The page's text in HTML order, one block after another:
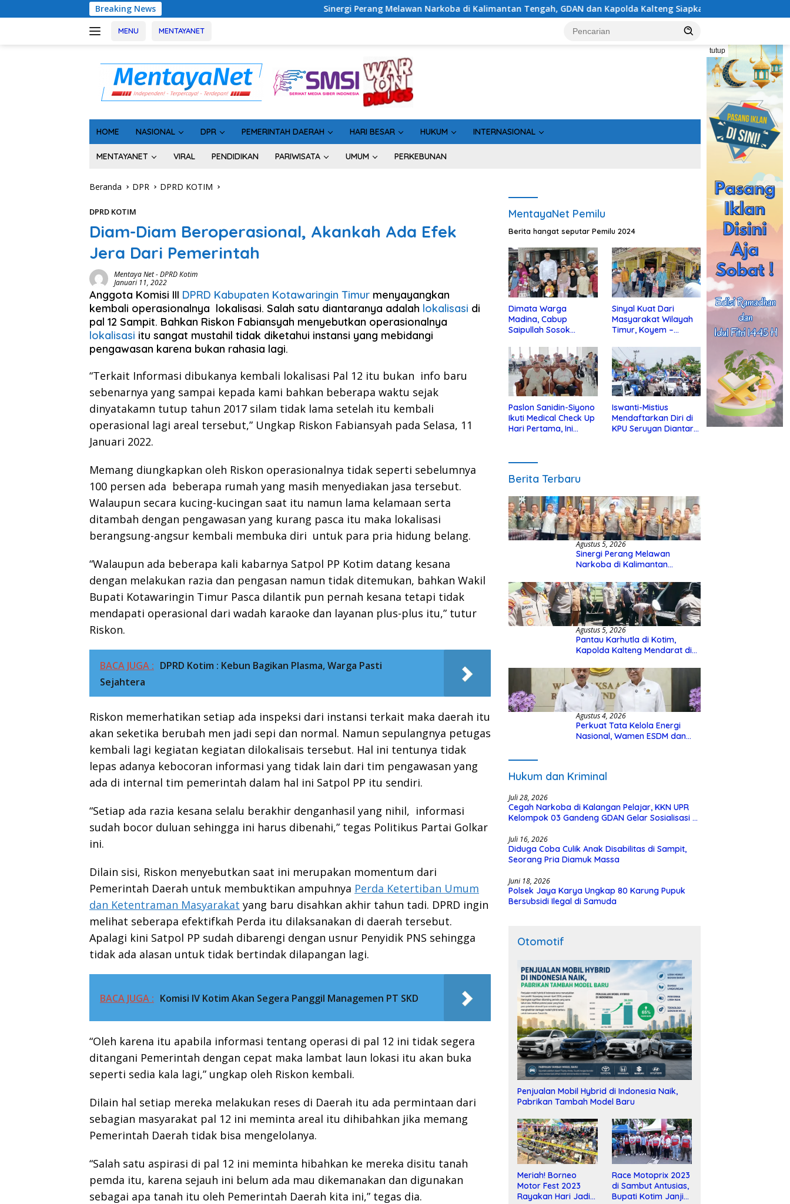
ke
Breaking News Sinergi Perang Melawan Narkoba di Kalimantan Tengah, GDAN dan Kapolda Kalteng Siapkan Deklarasi Akbar
MENU MENTAYANET
tutup
HOME NASIONAL DPR PEMERINTAH DAERAH HARI BESAR HUKUM INTERNASIONAL
MENTAYANET VIRAL PENDIDIKAN PARIWISATA UMUM PERKEBUNAN
Beranda DPR DPRD KOTIM
DPRD KOTIM
Diam-Diam Beroperasional, Akankah Ada Efek
Jera Dari Pemerintah
Mentaya Net-DPRD Kotim
Januari 11, 2022
Anggota Komisi III DPRD Kabupaten Kotawaringin Timur menyayangkan
kembali operasionalnya lokalisasi. Salah satu diantaranya adalah lokalisasi di
pal 12 Sampit. Bahkan Riskon Fabiansyah menyebutkan operasionalnya
lokalisasi itu sangat mustahil tidak diketahui instansi yang mebidangi
pengawasan karena bukan rahasia lagi.
“Terkait Informasi dibukanya kembali lokalisasi Pal 12 itu bukan info baru
sebenarnya yang sampai kepada kami bahkan beberapa waktu sejak
dinyatakamn tutup tahun 2017 silam tidak lama setelah itu kembali
operasional lagi areal tersebut,” Ungkap Riskon Fabiansyah pada Selasa, 11
Januari 2022.
Memang diungkapkan oleh Riskon operasionalnya tidak seperti sebelumnya
100 persen ada beberapa rumah yang masih menyediakan jasa tersebut.
Walaupun secara kucing-kucingan saat itu namun lama kelamaan serta
ditambah dengan pengawasan yang kurang pasca itu maka lokalisasi
berangsung-angsur kembali membuka diri untuk para pria hidung belang.
“Walaupun ada beberapa kali kabarnya Satpol PP Kotim datang kesana
dengan melakukan razia dan pengasan namun tidak ditemukan, bahkan Wakil
Bupati Kotawaringin Timur Pasca dilantik pun pernah kesana tetapi tidak
mendapati operasional dari wadah karaoke dan layanan plus-plus itu,” tutur
Riskon.
BACA JUGA : DPRD Kotim : Kebun Bagikan Plasma, Warga Pasti
Sejahtera
Riskon memerhatikan setiap ada inspeksi dari instansi terkait maka daerah itu
akan seketika berubah men jadi sepi dan normal. Namun sepulangnya petugas
kembali lagi kegiatan kegiatan dilokalisais tersebut. Hal ini tentunya tidak
lepas adanya kebocoran informasi yang tidak lain dari tim pengawasan yang
ada di internal tim pemerintah dalam hal ini Satpol PP itu sendiri.
“Setiap ada razia kesana selalu berakhir denganhasil yang nihil, informasi
sudah bocor duluan sehingga ini harus dibenahi,” tegas Politikus Partai Golkar
ini.
Dilain sisi, Riskon menyebutkan saat ini merupakan momentum dari
Pemerintah Daerah untuk membuktikan ampuhnya Perda Ketertiban Umum
dan Ketentraman Masyarakat yang baru disahkan akhir tahun tadi. DPRD ingin
melihat seberapa efektifkah Perda itu dilaksanakan di daerah tersebut.
Apalagi kini Satpol PP sudah dibarengi dengan usnur Penyidik PNS sehingga
tidak ada alasan untuk tidak bertindak dilapangan lagi.
BACA JUGA : Komisi IV Kotim Akan Segera Panggil Managemen PT SKD
“Oleh karena itu apabila informasi tentang operasi di pal 12 ini tidak segera
ditangani Pemerintah dengan cepat maka lambat laun lokasi itu akan buka
seperti sedia kala lagi,” ungkap oleh Riskon kembali.
Dilain hal setiap mereka melakukan reses di Daerah itu ada permintaan dari
sebagian masyarakat pal 12 ini meminta areal itu dihibahkan jika memang
Pemerintah Daerah tidak bisa mengelolanya.
“Salah satu aspirasi di pal 12 ini meminta hibahkan ke mereka disitu tanah
pemda itu, karena sejauh ini belum ada mau dikemanakan dan digunakan
sebagai apa tanah itu oleh Pemerintah Daerah kita ini,” tegas dia.
MentayaNet Pemilu
Berita hangat seputar Pemilu 2024
Dimata Warga
Madina, Cabup
Saipullah Sosok
Anak Yatim
Sinyal Kuat Dari
Masyarakat Wilayah
Timur, Koyem –
di Kotim
Paslon Sanidin-Siyono
Ikuti Medical Check Up
Hari Pertama, Ini
Iswanti-Mistius
Mendaftarkan Diri di
KPU Seruyan Diantar
Berita Terbaru
Agustus 5, 2026
Sinergi Perang Melawan
Narkoba di Kalimantan
Kalteng Siapkan Deklarasi
Akbar
Agustus 5, 2026
Pantau Karhutla di Kotim,
Kapolda Kalteng Mendarat di
Polisi
Agustus 4, 2026
Perkuat Tata Kelola Energi
Nasional, Wamen ESDM dan
Hukum dan Kriminal
Juli 28, 2026
Cegah Narkoba di Kalangan Pelajar, KKN UPR
Kelompok 03 Gandeng GDAN Gelar Sosialisasi di
Juli 16, 2026
Diduga Coba Culik Anak Disabilitas di Sampit,
Seorang Pria Diamuk Massa
Juni 18, 2026
Polsek Jaya Karya Ungkap 80 Karung Pupuk
Bersubsidi Ilegal di Samuda
Otomotif
Penjualan Mobil Hybrid di Indonesia Naik,
Pabrikan Tambah Model Baru
Meriah! Borneo
Motor Fest 2023
Rayakan Hari Jadi
Race Motoprix 2023
di Sambut Antusias,
Bupati Kotim Janji